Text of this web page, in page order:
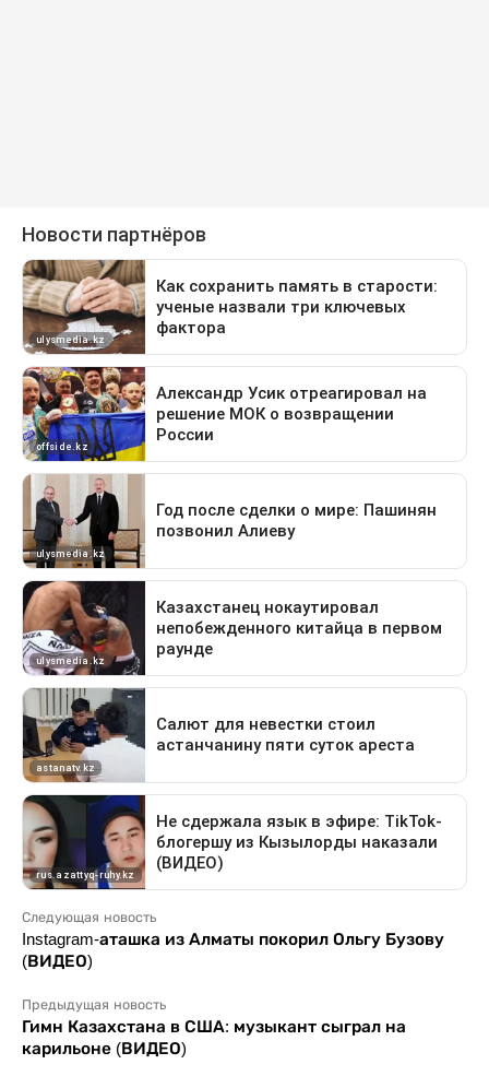
Следующая новость
Instagram-аташка из Алматы покорил Ольгу Бузову
(ВИДЕО)
Предыдущая новость
Гимн Казахстана в США: музыкант сыграл на
карильоне (ВИДЕО)